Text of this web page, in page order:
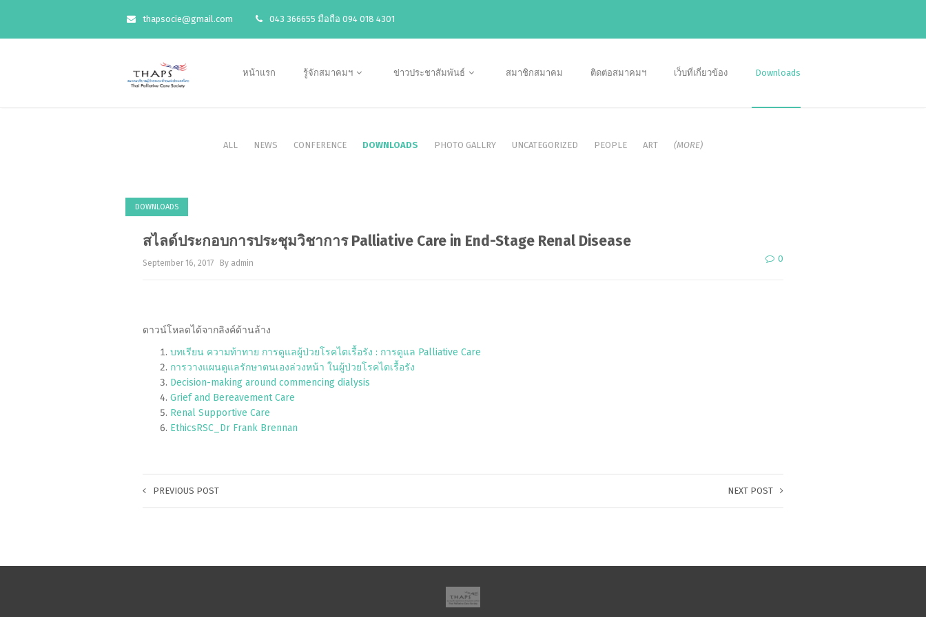
thapsocie@gmail.com 043 366655 มือถือ 094 018 4301
หน้าแรก รู้จักสมาคมฯ ข่าวประชาสัมพันธ์ สมาชิกสมาคม ติดต่อสมาคมฯ เว็บที่เกี่ยวข้อง Downloads
ALL NEWS CONFERENCE DOWNLOADS PHOTO GALLRY UNCATEGORIZED PEOPLE ART (MORE)
DOWNLOADS
สไลด์ประกอบการประชุมวิชาการ Palliative Care in End-Stage Renal Disease
September 16, 2017 By admin 0
ดาวน์โหลดได้จากลิงค์ด้านล้าง
บทเรียน ความท้าทาย การดูแลผู้ป่วยโรคไตเรื้อรัง : การดูแล Palliative Care
การวางแผนดูแลรักษาตนเองล่วงหน้า ในผู้ป่วยโรคไตเรื้อรัง
Decision-making around commencing dialysis
Grief and Bereavement Care
Renal Supportive Care
EthicsRSC_Dr Frank Brennan
PREVIOUS POST NEXT POST